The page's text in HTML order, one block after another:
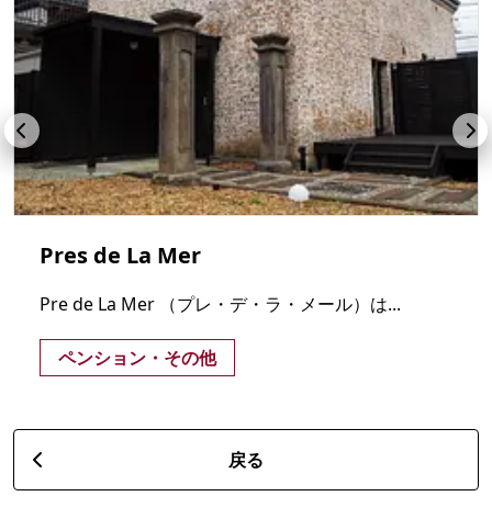
Pres de La Mer
Pre de La Mer （プレ・デ・ラ・メール）は...
ペンション・その他
戻る